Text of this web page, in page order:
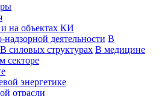
и на объектах КИ
деятельности В
В силовых структурах В медицине
секторе
энергетике
отрасли